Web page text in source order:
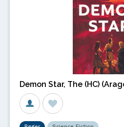
Demon Star, The (HC)